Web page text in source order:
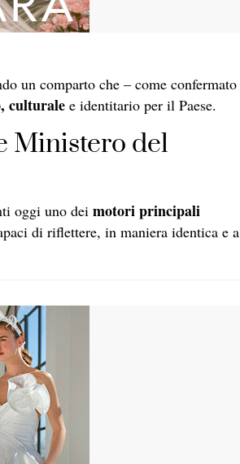
un comparto che – come confermato
culturale e identitario per il Paese.
Ministero del
oggi uno dei motori principali
di riflettere, in maniera identica e a